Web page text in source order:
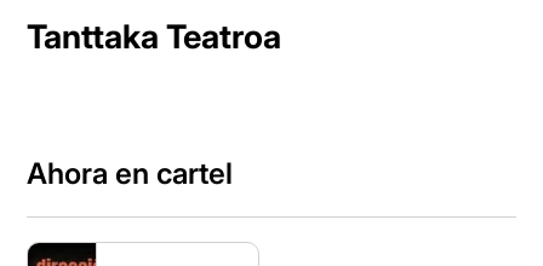
Tanttaka Teatroa
Ahora en cartel